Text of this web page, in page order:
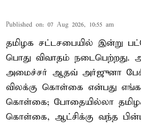
Published on: 07 Aug 2026, 10:55 am
தமிழக சட்டசபையில் இன்று
பொது விவாதம் நடைபெற்றது.
அமைச்சர் ஆதவ் அர்ஜுனா
விலக்கு கொள்கை என்பது
கொள்கை; போதையில்லா
கொள்கை, ஆட்சிக்கு வந்த